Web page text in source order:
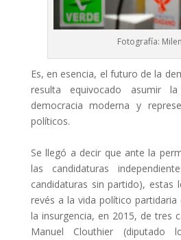
Fotografía:
Es, en esencia, el futuro de la
resulta equivocado asumir
democracia moderna y
políticos.
Se llegó a decir que ante la
las candidaturas
candidaturas sin partido), estas
revés a la vida político
la insurgencia, en 2015, de tres
Manuel Clouthier (diputado